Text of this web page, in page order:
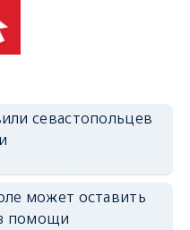
севастопольцев
может оставить
помощи